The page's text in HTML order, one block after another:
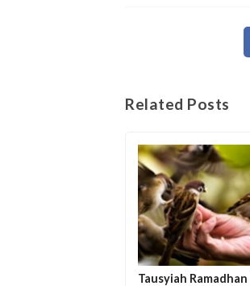
Related Posts
Tausyiah